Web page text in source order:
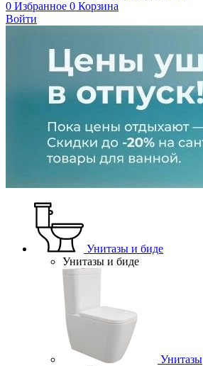
0 Избранное 0 Корзина
Войти
Унитазы и биде
Унитазы и биде
Унитазы